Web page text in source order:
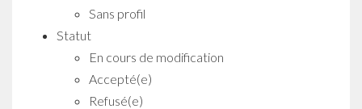
Sans profil
Statut
En cours de modification
Accepté(e)
Refusé(e)